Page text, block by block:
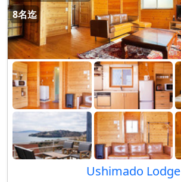
8名迄
Ushimado Lodge